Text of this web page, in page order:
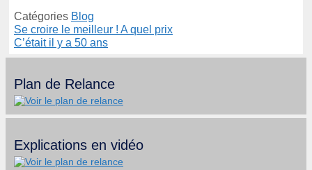
Catégories Blog
Se croire le meilleur ! A quel prix
C’était il y a 50 ans
Plan de Relance
Explications en vidéo